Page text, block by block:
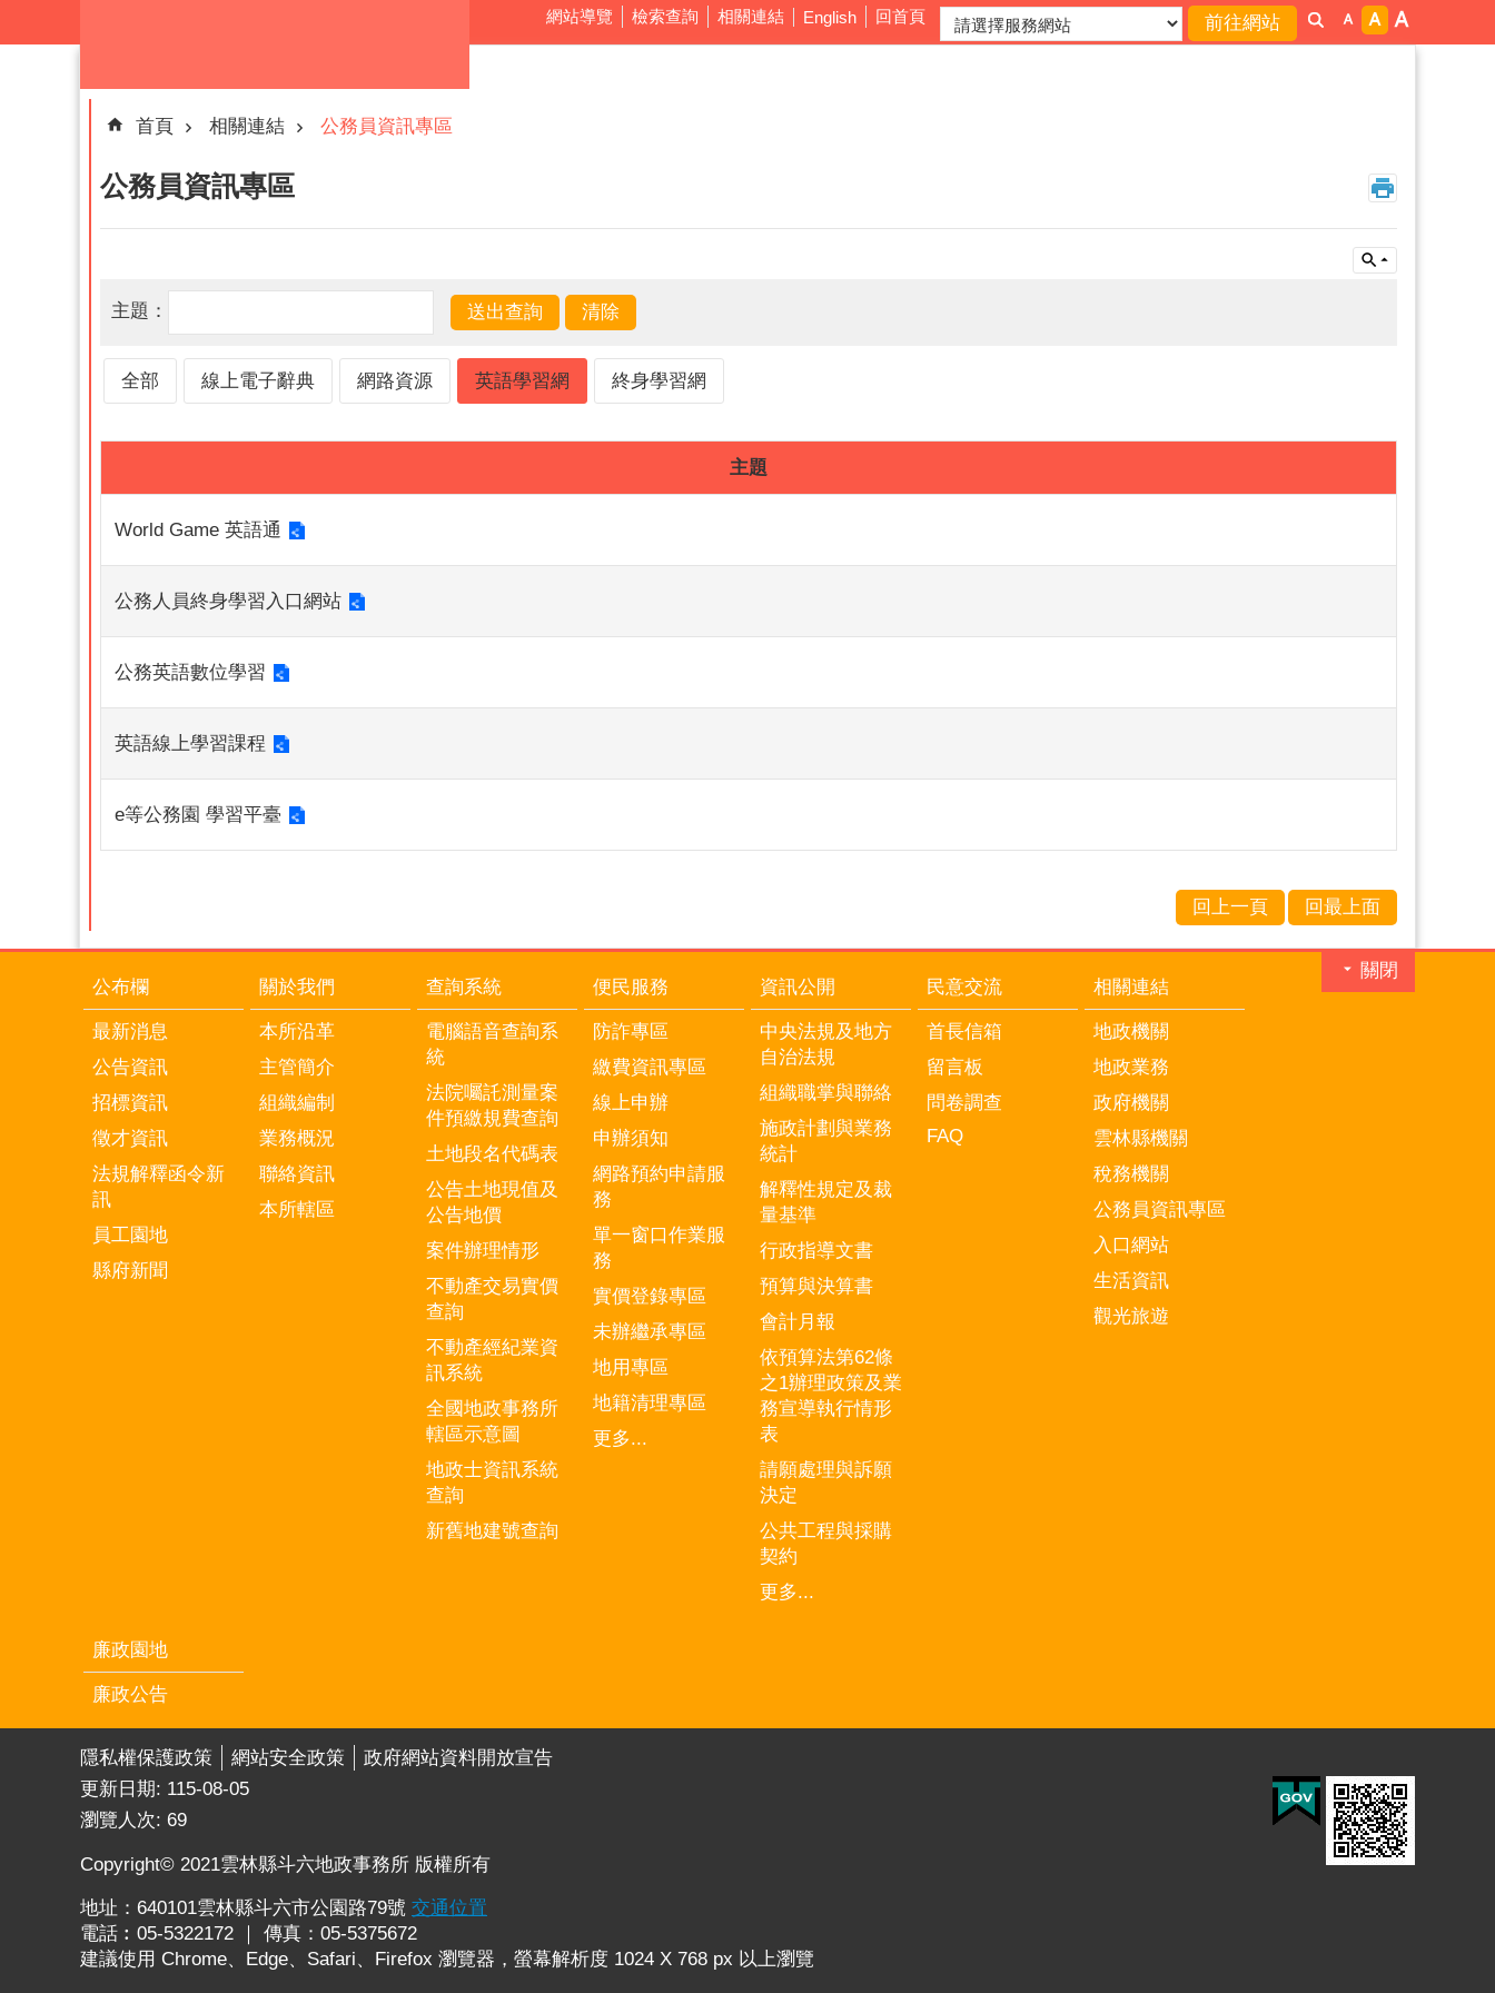
網站導覽 檢索查詢 相關連結 English 回首頁
首頁 相關連結 公務員資訊專區
公務員資訊專區
主題：
全部 線上電子辭典 網路資源 英語學習網 終身學習網
主題
World Game 英語通
公務人員終身學習入口網站
公務英語數位學習
英語線上學習課程
e等公務園 學習平臺
回上一頁 回最上面
關閉
公布欄
最新消息
公告資訊
招標資訊
徵才資訊
法規解釋函令新
訊
員工園地
縣府新聞
關於我們
本所沿革
主管簡介
組織編制
業務概況
聯絡資訊
本所轄區
查詢系統
電腦語音查詢系
統
法院囑託測量案
件預繳規費查詢
土地段名代碼表
公告土地現值及
公告地價
案件辦理情形
不動產交易實價
查詢
不動產經紀業資
訊系統
全國地政事務所
轄區示意圖
地政士資訊系統
查詢
新舊地建號查詢
便民服務
防詐專區
繳費資訊專區
線上申辦
申辦須知
網路預約申請服
務
單一窗口作業服
務
實價登錄專區
未辦繼承專區
地用專區
地籍清理專區
更多...
資訊公開
中央法規及地方
自治法規
組織職掌與聯絡
施政計劃與業務
統計
解釋性規定及裁
量基準
行政指導文書
預算與決算書
會計月報
依預算法第62條
之1辦理政策及業
務宣導執行情形
表
請願處理與訴願
決定
公共工程與採購
契約
更多...
民意交流
首長信箱
留言板
問卷調查
FAQ
相關連結
地政機關
地政業務
政府機關
雲林縣機關
稅務機關
公務員資訊專區
入口網站
生活資訊
觀光旅遊
廉政園地
廉政公告
隱私權保護政策 網站安全政策
政府網站資料開放宣告
更新日期: 115-08-05
瀏覽人次: 69
Copyright© 2021雲林縣斗六地政事務所 版權所有
地址：640101雲林縣斗六市公園路79號 交通位置
電話︰05-5322172 ｜ 傳真：05-5375672
建議使用 Chrome、Edge、Safari、Firefox 瀏覽器，螢幕解析度 1024 X 768 px 以上瀏覽